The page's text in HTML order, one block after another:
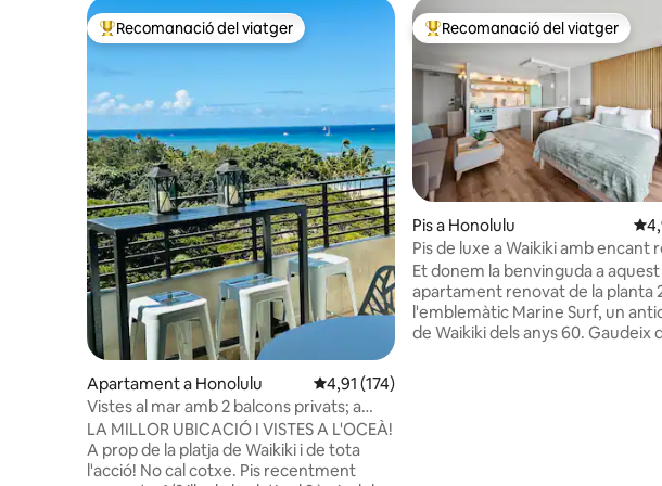
Principals recomanacions dels viatgers
Recomanació del viatger
Apartament a Honolulu 4,91 de puntuació mitjana d'un total de 5; 174
4,91 (174)
Vistes al mar amb 2 balcons privats; a
pocs passos de la platja
LA MILLOR UBICACIÓ I VISTES A L'OCEÀ!
A prop de la platja de Waikiki i de tota
l'acció! No cal cotxe. Pis recentment
Principals recomanacions dels
Recomanació del viatger
Pis a Honolulu
Pis de luxe a Waikiki amb encant
aparcament gratuït
Et donem la benvinguda a aquest
apartament renovat de la planta
l'emblemàtic Marine Surf, un
de Waikiki dels anys 60. Gaudeix